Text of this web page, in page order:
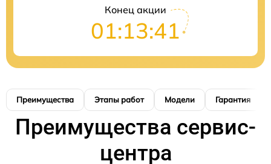
Конец акции
01:13:40
Преимущества Этапы работ Модели Гарантия
Преимущества сервис-
центра